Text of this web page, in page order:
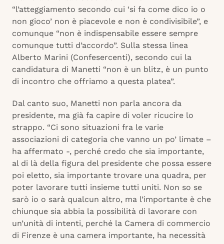
“l’atteggiamento secondo cui ‘si fa come dico io o
non gioco’ non è piacevole e non è condivisibile”, e
comunque “non è indispensabile essere sempre
comunque tutti d’accordo”. Sulla stessa linea
Alberto Marini (Confesercenti), secondo cui la
candidatura di Manetti “non è un blitz, è un punto
di incontro che offriamo a questa platea”.
Dal canto suo, Manetti non parla ancora da
presidente, ma già fa capire di voler ricucire lo
strappo. “Ci sono situazioni fra le varie
associazioni di categoria che vanno un po’ limate –
ha affermato -, perché credo che sia importante,
al di là della figura del presidente che possa essere
poi eletto, sia importante trovare una quadra, per
poter lavorare tutti insieme tutti uniti. Non so se
sarò io o sarà qualcun altro, ma l’importante è che
chiunque sia abbia la possibilità di lavorare con
un’unità di intenti, perché la Camera di commercio
di Firenze è una camera importante, ha necessità